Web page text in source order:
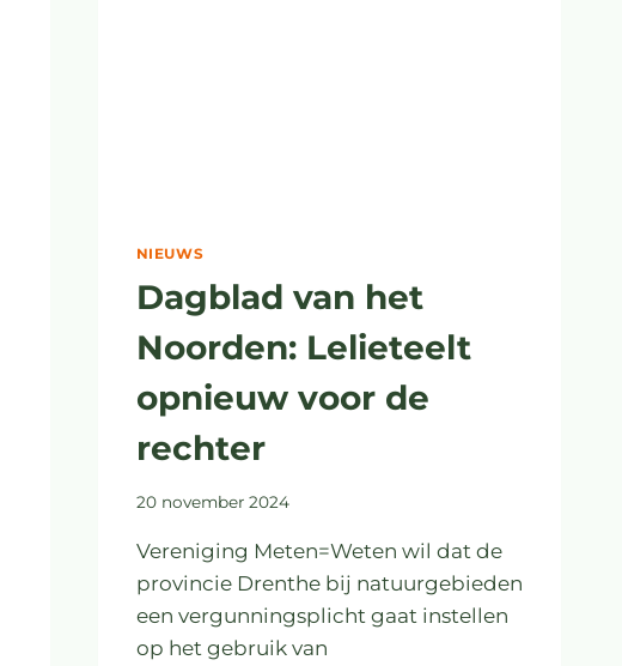
NIEUWS
Dagblad van het
Noorden: Lelieteelt
opnieuw voor de
rechter
20 november 2024
Vereniging Meten=Weten wil dat de
provincie Drenthe bij natuurgebieden
een vergunningsplicht gaat instellen
op het gebruik van